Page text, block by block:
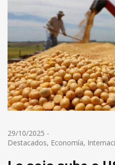
29/10/2025 -
Destacados, Economía,